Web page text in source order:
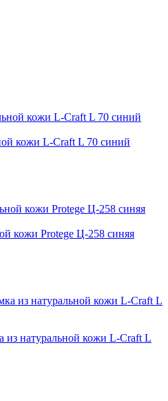
кожи L-Craft L 70 синий
кожи Protege Ц-258 синяя
натуральной кожи L-Craft L